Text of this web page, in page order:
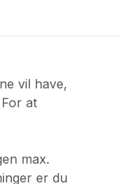
vil have,
at
max.
er du